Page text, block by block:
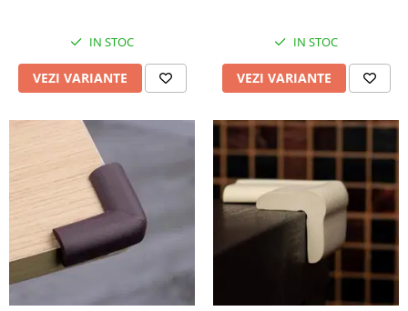
IN STOC
VEZI VARIANTE
IN STOC
VEZI VARIANTE